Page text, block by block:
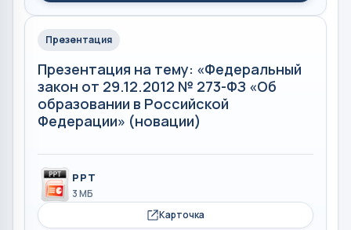
Презентация
Презентация на тему: «Федеральный
закон от 29.12.2012 № 273-ФЗ «Об
образовании в Российской
Федерации» (новации)
PPT
3 МБ
Карточка